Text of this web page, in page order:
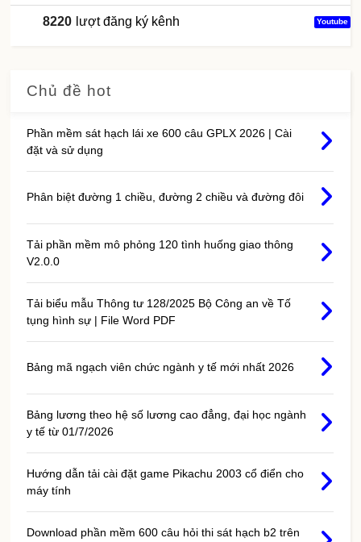
8220 lượt đăng ký kênh Youtube
Chủ đề hot
Phần mềm sát hạch lái xe 600 câu GPLX 2026 | Cài
đặt và sử dụng
Phân biệt đường 1 chiều, đường 2 chiều và đường đôi
Tải phần mềm mô phỏng 120 tình huống giao thông
V2.0.0
Tải biểu mẫu Thông tư 128/2025 Bộ Công an về Tố
tụng hình sự | File Word PDF
Bảng mã ngạch viên chức ngành y tế mới nhất 2026
Bảng lương theo hệ số lương cao đẳng, đại học ngành
y tế từ 01/7/2026
Hướng dẫn tải cài đặt game Pikachu 2003 cổ điển cho
máy tính
Download phần mềm 600 câu hỏi thi sát hạch b2 trên